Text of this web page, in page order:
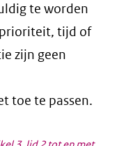
te worden
tijd of
zijn geen
toe te passen.